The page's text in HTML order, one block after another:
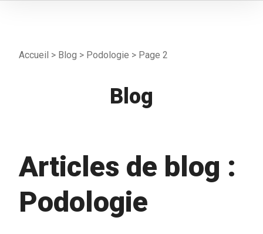
Accueil > Blog > Podologie > Page 2
Blog
Articles de blog :
Podologie